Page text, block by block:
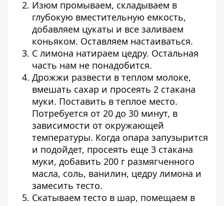
Изюм промываем, складываем в
глубокую вместительную емкость,
добавляем цукаты и все заливаем
коньяком. Оставляем настаиваться.
С лимона натираем цедру. Остальная
часть нам не понадобится.
Дрожжи развести в теплом молоке,
вмешать сахар и просеять 2 стакана
муки. Поставить в теплое место.
Потребуется от 20 до 30 минут, в
зависимости от окружающей
температуры. Когда опара запузырится
и подойдет, просеять еще 3 стакана
муки, добавить 200 г размягченного
масла, соль, ванилин, цедру лимона и
замесить тесто.
Скатываем тесто в шар, помещаем в